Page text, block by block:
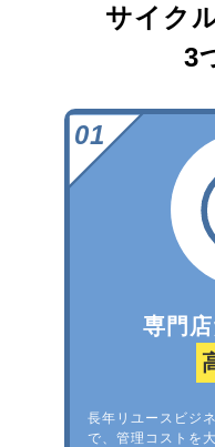
サイク
3
専門
長年リユースビジ
で、管理コストを